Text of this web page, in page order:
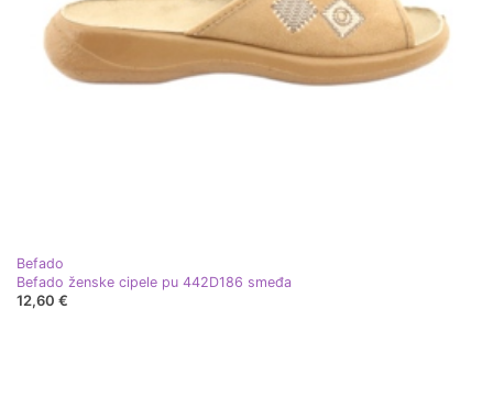
Befado
Befado ženske cipele pu 442D186 smeđa
12,60 €